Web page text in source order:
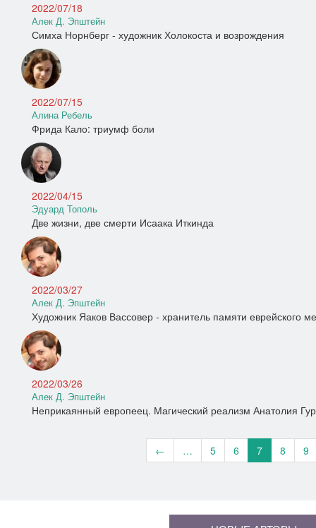
2022/07/18
Алек Д. Эпштейн
Симха Норнберг - художник Холокоста и возрождения
2022/07/15
Алина Ребель
Фрида Кало: триумф боли
2022/04/15
Эдуард Тополь
Две жизни, две смерти Исаака Иткинда
2022/03/27
Алек Д. Эпштейн
Художник Яаков Вассовер - хранитель памяти еврейского
2022/03/26
Алек Д. Эпштейн
Неприкаянный европеец. Магический реализм Анатолия
← … 5 6 7 8 9